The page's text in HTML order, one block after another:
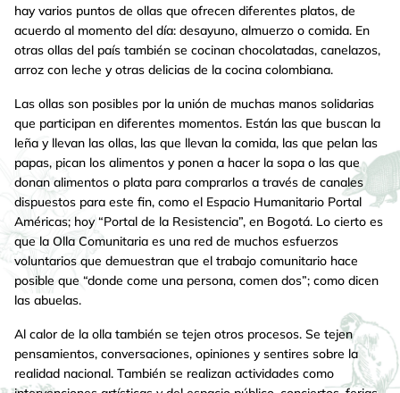
hay varios puntos de ollas que ofrecen diferentes platos, de
acuerdo al momento del día: desayuno, almuerzo o comida. En
otras ollas del país también se cocinan chocolatadas, canelazos,
arroz con leche y otras delicias de la cocina colombiana.
Las ollas son posibles por la unión de muchas manos solidarias
que participan en diferentes momentos. Están las que buscan la
leña y llevan las ollas, las que llevan la comida, las que pelan las
papas, pican los alimentos y ponen a hacer la sopa o las que
donan alimentos o plata para comprarlos a través de canales
dispuestos para este fin, como el Espacio Humanitario Portal
Américas; hoy “Portal de la Resistencia”, en Bogotá. Lo cierto es
que la Olla Comunitaria es una red de muchos esfuerzos
voluntarios que demuestran que el trabajo comunitario hace
posible que “donde come una persona, comen dos”; como dicen
las abuelas.
Al calor de la olla también se tejen otros procesos. Se tejen
pensamientos, conversaciones, opiniones y sentires sobre la
realidad nacional. También se realizan actividades como